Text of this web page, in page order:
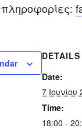
DETAILS
Date:
7 Ιουνίου
Time:
18:00 -